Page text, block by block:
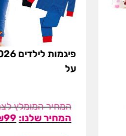
על
99